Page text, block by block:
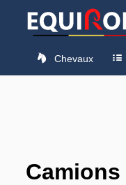
Chevaux